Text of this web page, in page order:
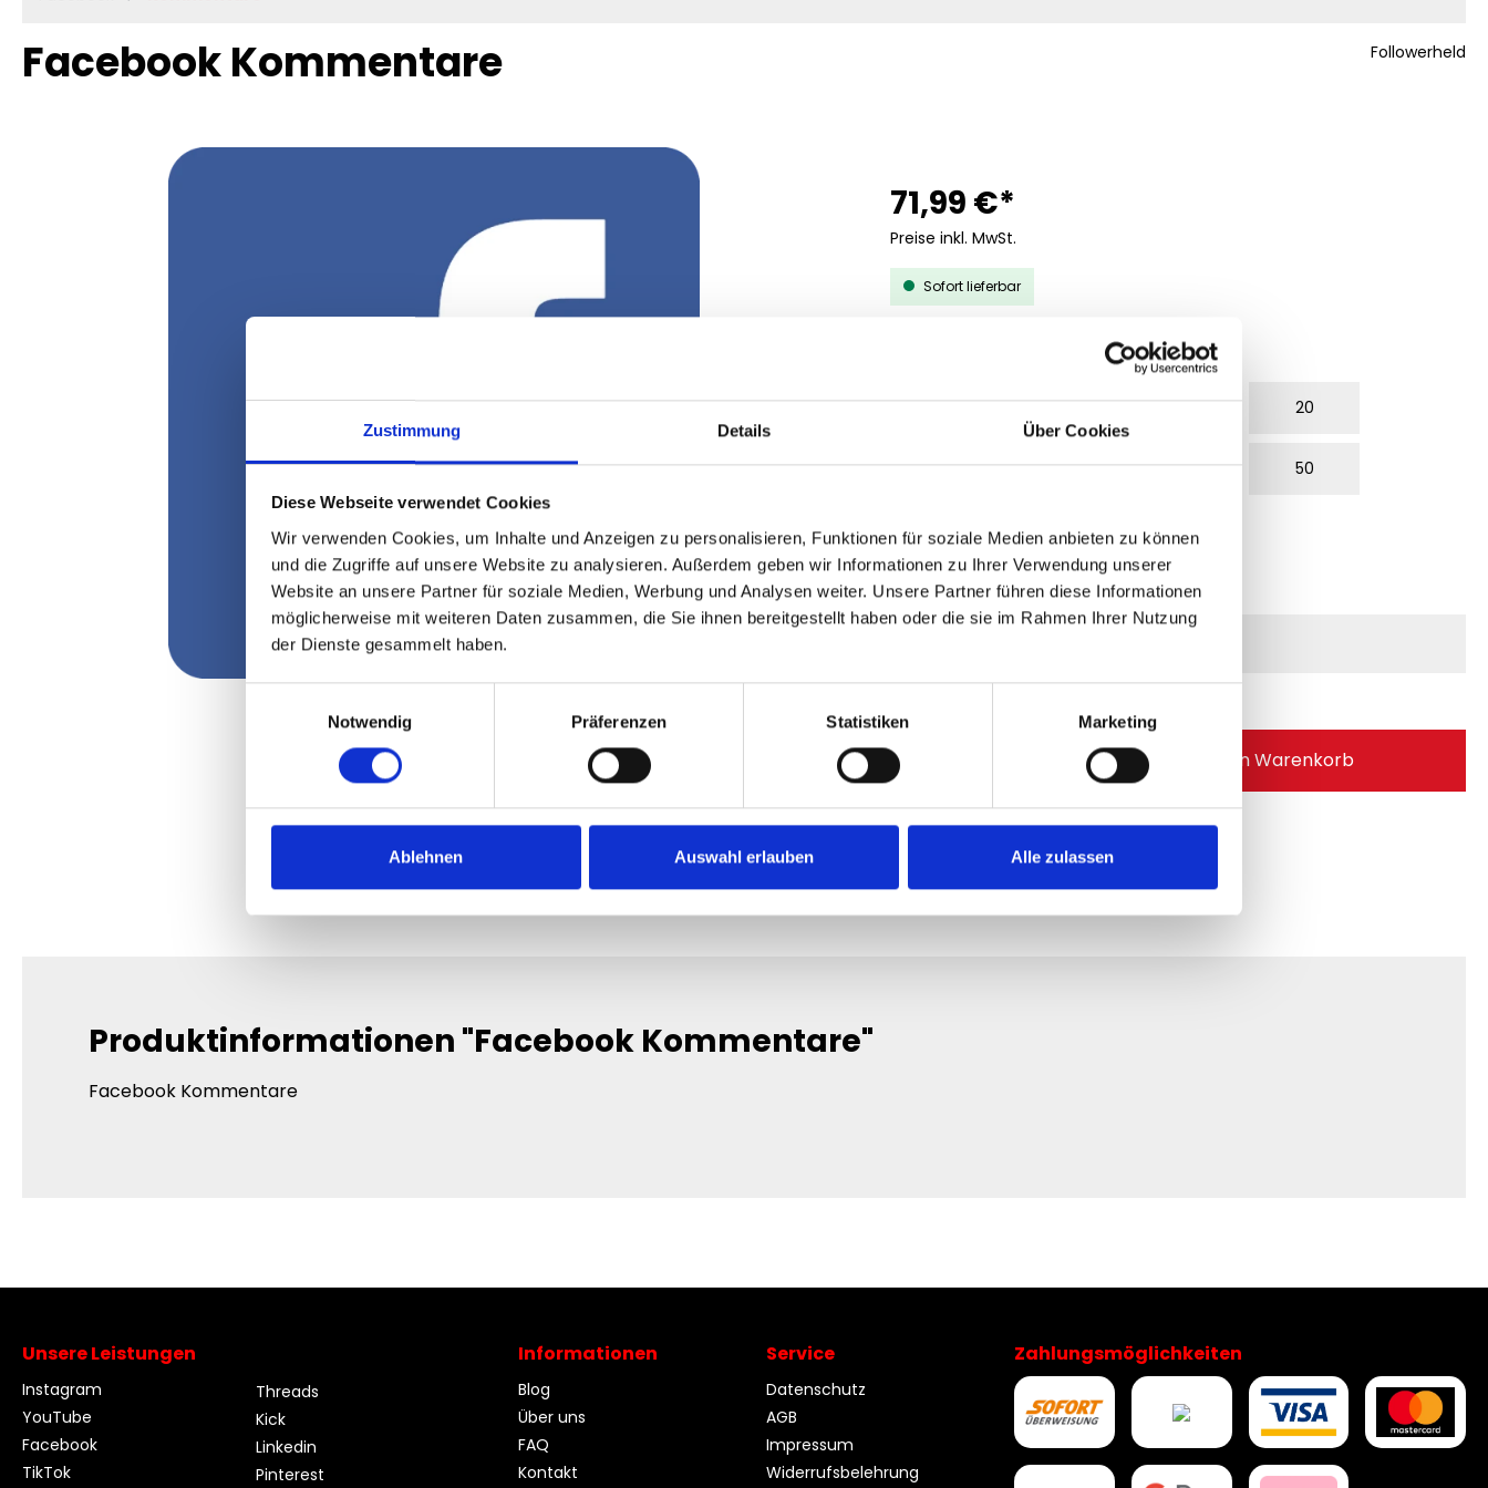
Zustimmung Details Über Cookies
Diese Webseite verwendet Cookies
Wir verwenden Cookies, um Inhalte und Anzeigen zu personalisieren, Funktionen für soziale Medien anbieten zu können
und die Zugriffe auf unsere Website zu analysieren. Außerdem geben wir Informationen zu Ihrer Verwendung unserer
Website an unsere Partner für soziale Medien, Werbung und Analysen weiter. Unsere Partner führen diese Informationen
möglicherweise mit weiteren Daten zusammen, die Sie ihnen bereitgestellt haben oder die sie im Rahmen Ihrer Nutzung
der Dienste gesammelt haben.
Notwendig
Präferenzen Statistiken Marketing
Ablehnen Auswahl erlauben Alle zulassen
Facebook Kommentare Followerheld
Bildergalerie überspringen
71,99 €*
Preise inkl. MwSt.
Sofort lieferbar
5 10 15 20
25 30 40 50
75 100
LINK
Das Feld ist ein Pflichtfeld.
Produkt Anzahl: Gib den gewünschten Wert
In den Warenkorb
Produktnummer:FH10060M.6
Produktinformationen "Facebook Kommentare"
Facebook Kommentare
Unsere Leistungen
Instagram
YouTube
Facebook
TikTok
Threads
Kick
Linkedin
Pinterest
Informationen
Blog
Über uns
FAQ
Kontakt
Service
Datenschutz
AGB
Impressum
Widerrufsbelehrung
Zahlungsmöglichkeiten